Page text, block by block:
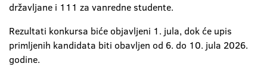
državljane i 111 za vanredne studente.
Rezultati konkursa biće objavljeni 1. jula, dok će upis
primljenih kandidata biti obavljen od 6. do 10. jula 2026.
godine.